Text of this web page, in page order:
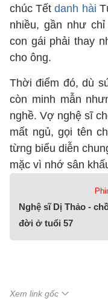
chúc Tếtdanh hài
nhiều, gần như
con gái phải thay
cho ông.
Thời điểm đó, dù
còn minh mẫn
nghề. Vợ nghệ sĩ
mất ngủ, gọi tên
từng biểu diễn
mặc vì nhớ sân
Nghệ sĩ Dị Thảo -
đời ở tuổi 57
Xem link gốc